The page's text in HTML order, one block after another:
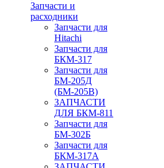
Запчасти и
расходники
Запчасти для
Hitachi
Запчасти для
БКМ-317
Запчасти для
БМ-205Д
(БМ-205В)
ЗАПЧАСТИ
ДЛЯ БКМ-811
Запчасти для
БМ-302Б
Запчасти для
БКМ-317А